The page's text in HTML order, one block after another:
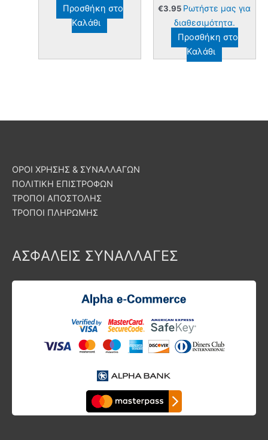
Προσθήκη στο
Καλάθι
€3.95 Ρωτήστε μας για
διαθεσιμότητα.
Προσθήκη στο
Καλάθι
ΟΡΟΙ ΧΡΗΣΗΣ & ΣΥΝΑΛΛΑΓΩΝ
ΠΟΛΙΤΙΚΗ ΕΠΙΣΤΡΟΦΩΝ
ΤΡΟΠΟΙ ΑΠΟΣΤΟΛΗΣ
ΤΡΟΠΟΙ ΠΛΗΡΩΜΗΣ
ΑΣΦΑΛΕΙΣ ΣΥΝΑΛΛΑΓΕΣ